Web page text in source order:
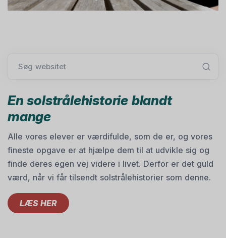
Søg websitet
En solstrålehistorie blandt
mange
Alle vores elever er værdifulde, som de er, og vores
fineste opgave er at hjælpe dem til at udvikle sig og
finde deres egen vej videre i livet. Derfor er det guld
værd, når vi får tilsendt solstrålehistorier som denne.
LÆS HER